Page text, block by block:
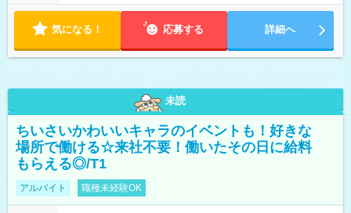
気になる！ 応募する 詳細へ
未読
ちいさいかわいいキャラのイベントも！好きな
場所で働ける☆来社不要！働いたその日に給料
もらえる◎/T1
アルバイト 職種未経験OK